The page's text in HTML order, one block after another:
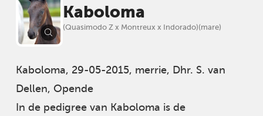
Kaboloma
(Quasimodo Z x Montreux x Indorado)(mare)
Kaboloma, 29-05-2015, merrie, Dhr. S. van
Dellen, Opende
In de pedigree van Kaboloma is de